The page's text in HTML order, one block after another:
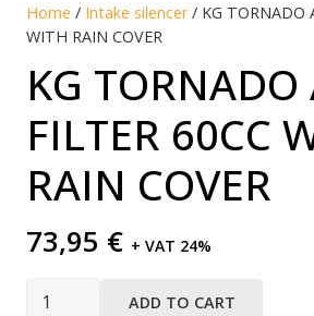
Home / Intake silencer/ KG TORNADO
WITH RAIN COVER
KG TORNADO
FILTER 60CC
RAIN COVER
73,95 € + VAT 24%
ADD TO CART